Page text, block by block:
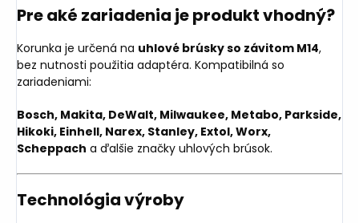
Pre aké zariadenia je produkt vhodný?
Korunka je určená na uhlové brúsky so závitom M14,
bez nutnosti použitia adaptéra. Kompatibilná so
zariadeniami:
Bosch, Makita, DeWalt, Milwaukee, Metabo, Parkside,
Hikoki, Einhell, Narex, Stanley, Extol, Worx,
Scheppach a ďalšie značky uhlových brúsok.
Technológia výroby